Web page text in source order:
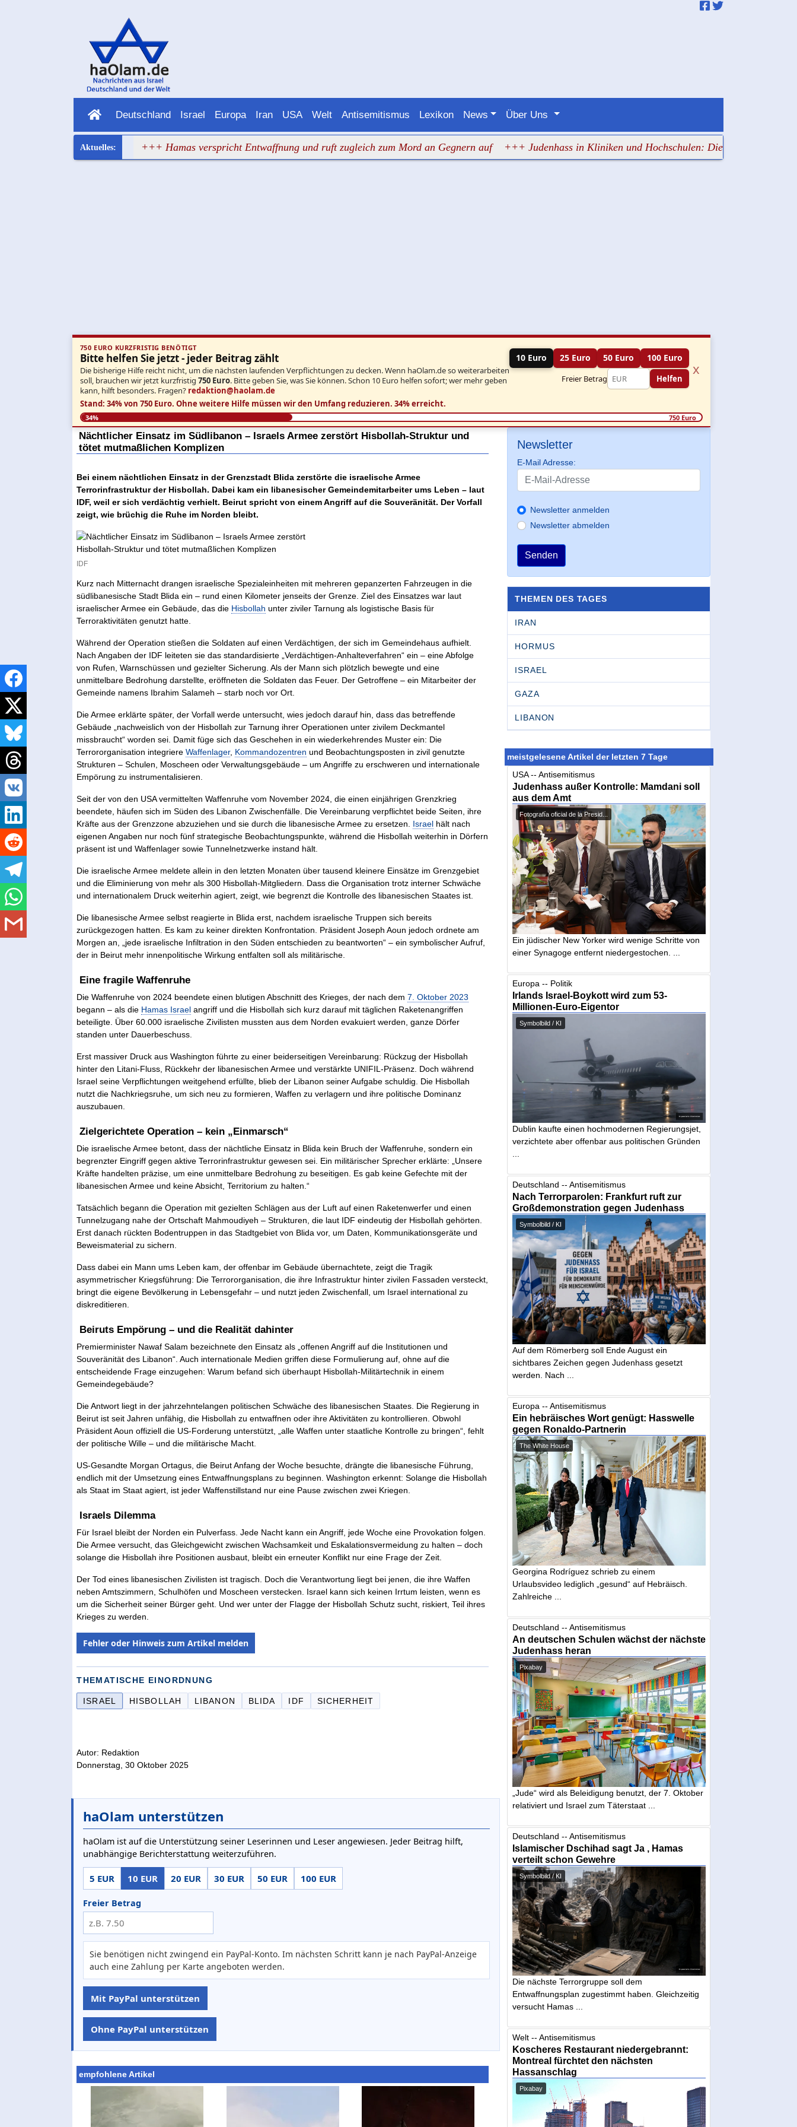
Deutschland Israel Europa Iran USA Welt Antisemitismus Lexikon News Über Uns
hat wieder versagt +++ Hamas verspricht Entwaffnung und ruft zugleich zum Mord an Gegnern auf +++ Judenhass in Kliniken und Hochschulen: Die Verantwortlichen
750 EURO KURZFRISTIG BENÖTIGT
Bitte helfen Sie jetzt - jeder Beitrag zählt
Die bisherige Hilfe reicht nicht, um die nächsten laufenden Verpflichtungen zu decken. Wenn haOlam.de so weiterarbeiten
soll, brauchen wir jetzt kurzfristig 750 Euro. Bitte geben Sie, was Sie können. Schon 10 Euro helfen sofort; wer mehr geben
kann, hilft besonders. Fragen? redaktion@haolam.de
10 Euro 25 Euro 50 Euro 100 Euro
Freier Betrag Helfen
x
Stand: 34% von 750 Euro. Ohne weitere Hilfe müssen wir den Umfang reduzieren. 34% erreicht.
34% 750 Euro
Nächtlicher Einsatz im Südlibanon – Israels Armee zerstört Hisbollah-Struktur und
tötet mutmaßlichen Komplizen
Bei einem nächtlichen Einsatz in der Grenzstadt Blida zerstörte die israelische Armee
Terrorinfrastruktur der Hisbollah. Dabei kam ein libanesischer Gemeindemitarbeiter ums Leben – laut
IDF, weil er sich verdächtig verhielt. Beirut spricht von einem Angriff auf die Souveränität. Der Vorfall
zeigt, wie brüchig die Ruhe im Norden bleibt.
IDF
Kurz nach Mitternacht drangen israelische Spezialeinheiten mit mehreren gepanzerten Fahrzeugen in die
südlibanesische Stadt Blida ein – rund einen Kilometer jenseits der Grenze. Ziel des Einsatzes war laut
israelischer Armee ein Gebäude, das die Hisbollah unter ziviler Tarnung als logistische Basis für
Terroraktivitäten genutzt hatte.
Während der Operation stießen die Soldaten auf einen Verdächtigen, der sich im Gemeindehaus aufhielt.
Nach Angaben der IDF leiteten sie das standardisierte „Verdächtigen-Anhalteverfahren“ ein – eine Abfolge
von Rufen, Warnschüssen und gezielter Sicherung. Als der Mann sich plötzlich bewegte und eine
unmittelbare Bedrohung darstellte, eröffneten die Soldaten das Feuer. Der Getroffene – ein Mitarbeiter der
Gemeinde namens Ibrahim Salameh – starb noch vor Ort.
Die Armee erklärte später, der Vorfall werde untersucht, wies jedoch darauf hin, dass das betreffende
Gebäude „nachweislich von der Hisbollah zur Tarnung ihrer Operationen unter zivilem Deckmantel
missbraucht“ worden sei. Damit füge sich das Geschehen in ein wiederkehrendes Muster ein: Die
Terrororganisation integriereWaffenlager, Kommandozentren und Beobachtungsposten in zivil genutzte
Strukturen – Schulen, Moscheen oder Verwaltungsgebäude – um Angriffe zu erschweren und internationale
Empörung zu instrumentalisieren.
Seit der von den USA vermittelten Waffenruhe vom November 2024, die einen einjährigen Grenzkrieg
beendete, häufen sich im Süden des Libanon Zwischenfälle. Die Vereinbarung verpflichtet beide Seiten, ihre
Kräfte aus der Grenzzone abzuziehen und sie durch die libanesische Armee zu ersetzen. Israel hält nach
eigenen Angaben nur noch fünf strategische Beobachtungspunkte, während die Hisbollah weiterhin in Dörfern
präsent ist und Waffenlager sowie Tunnelnetzwerke instand hält.
Die israelische Armee meldete allein in den letzten Monaten über tausend kleinere Einsätze im Grenzgebiet
und die Eliminierung von mehr als 300 Hisbollah-Mitgliedern. Dass die Organisation trotz interner Schwäche
und internationalem Druck weiterhin agiert, zeigt, wie begrenzt die Kontrolle des libanesischen Staates ist.
Die libanesische Armee selbst reagierte in Blida erst, nachdem israelische Truppen sich bereits
zurückgezogen hatten. Es kam zu keiner direkten Konfrontation. Präsident Joseph Aoun jedoch ordnete am
Morgen an, „jede israelische Infiltration in den Süden entschieden zu beantworten“ – ein symbolischer Aufruf,
der in Beirut mehr innenpolitische Wirkung entfalten soll als militärische.
Eine fragile Waffenruhe
Die Waffenruhe von 2024 beendete einen blutigen Abschnitt des Krieges, der nach dem7. Oktober 2023
begann – als die Hamas Israel angriff und die Hisbollah sich kurz darauf mit täglichen Raketenangriffen
beteiligte. Über 60.000 israelische Zivilisten mussten aus dem Norden evakuiert werden, ganze Dörfer
standen unter Dauerbeschuss.
Erst massiver Druck aus Washington führte zu einer beiderseitigen Vereinbarung: Rückzug der Hisbollah
hinter den Litani-Fluss, Rückkehr der libanesischen Armee und verstärkte UNIFIL-Präsenz. Doch während
Israel seine Verpflichtungen weitgehend erfüllte, blieb der Libanon seiner Aufgabe schuldig. Die Hisbollah
nutzt die Nachkriegsruhe, um sich neu zu formieren, Waffen zu verlagern und ihre politische Dominanz
auszubauen.
Zielgerichtete Operation – kein „Einmarsch“
Die israelische Armee betont, dass der nächtliche Einsatz in Blida kein Bruch der Waffenruhe, sondern ein
begrenzter Eingriff gegen aktive Terrorinfrastruktur gewesen sei. Ein militärischer Sprecher erklärte: „Unsere
Kräfte handelten präzise, um eine unmittelbare Bedrohung zu beseitigen. Es gab keine Gefechte mit der
libanesischen Armee und keine Absicht, Territorium zu halten.“
Tatsächlich begann die Operation mit gezielten Schlägen aus der Luft auf einen Raketenwerfer und einen
Tunnelzugang nahe der Ortschaft Mahmoudiyeh – Strukturen, die laut IDF eindeutig der Hisbollah gehörten.
Erst danach rückten Bodentruppen in das Stadtgebiet von Blida vor, um Daten, Kommunikationsgeräte und
Beweismaterial zu sichern.
Dass dabei ein Mann ums Leben kam, der offenbar im Gebäude übernachtete, zeigt die Tragik
asymmetrischer Kriegsführung: Die Terrororganisation, die ihre Infrastruktur hinter zivilen Fassaden versteckt,
bringt die eigene Bevölkerung in Lebensgefahr – und nutzt jeden Zwischenfall, um Israel international zu
diskreditieren.
Beiruts Empörung – und die Realität dahinter
Premierminister Nawaf Salam bezeichnete den Einsatz als „offenen Angriff auf die Institutionen und
Souveränität des Libanon“. Auch internationale Medien griffen diese Formulierung auf, ohne auf die
entscheidende Frage einzugehen: Warum befand sich überhaupt Hisbollah-Militärtechnik in einem
Gemeindegebäude?
Die Antwort liegt in der jahrzehntelangen politischen Schwäche des libanesischen Staates. Die Regierung in
Beirut ist seit Jahren unfähig, die Hisbollah zu entwaffnen oder ihre Aktivitäten zu kontrollieren. Obwohl
Präsident Aoun offiziell die US-Forderung unterstützt, „alle Waffen unter staatliche Kontrolle zu bringen“, fehlt
der politische Wille – und die militärische Macht.
US-Gesandte Morgan Ortagus, die Beirut Anfang der Woche besuchte, drängte die libanesische Führung,
endlich mit der Umsetzung eines Entwaffnungsplans zu beginnen. Washington erkennt: Solange die Hisbollah
als Staat im Staat agiert, ist jeder Waffenstillstand nur eine Pause zwischen zwei Kriegen.
Israels Dilemma
Für Israel bleibt der Norden ein Pulverfass. Jede Nacht kann ein Angriff, jede Woche eine Provokation folgen.
Die Armee versucht, das Gleichgewicht zwischen Wachsamkeit und Eskalationsvermeidung zu halten – doch
solange die Hisbollah ihre Positionen ausbaut, bleibt ein erneuter Konflikt nur eine Frage der Zeit.
Der Tod eines libanesischen Zivilisten ist tragisch. Doch die Verantwortung liegt bei jenen, die ihre Waffen
neben Amtszimmern, Schulhöfen und Moscheen verstecken. Israel kann sich keinen Irrtum leisten, wenn es
um die Sicherheit seiner Bürger geht. Und wer unter der Flagge der Hisbollah Schutz sucht, riskiert, Teil ihres
Krieges zu werden.
Fehler oder Hinweis zum Artikel melden
THEMATISCHE EINORDNUNG
ISRAEL HISBOLLAH LIBANON BLIDA IDF SICHERHEIT
Autor: Redaktion
Donnerstag, 30 Oktober 2025
haOlam unterstützen
haOlam ist auf die Unterstützung seiner Leserinnen und Leser angewiesen. Jeder Beitrag hilft,
unabhängige Berichterstattung weiterzuführen.
5 EUR 10 EUR 20 EUR 30 EUR 50 EUR 100 EUR
Freier Betrag
Sie benötigen nicht zwingend ein PayPal-Konto. Im nächsten Schritt kann je nach PayPal-Anzeige
auch eine Zahlung per Karte angeboten werden.
Mit PayPal unterstützen
Ohne PayPal unterstützen
empfohlene Artikel
Newsletter
E-Mail Adresse:
Newsletter anmelden
Newsletter abmelden
Senden
THEMEN DES TAGES
IRAN
HORMUS
ISRAEL
GAZA
LIBANON
meistgelesene Artikel der letzten 7 Tage
USA -- Antisemitismus
Judenhass außer Kontrolle: Mamdani soll
aus dem Amt
Fotografía oficial de la Presid...
Ein jüdischer New Yorker wird wenige Schritte von
einer Synagoge entfernt niedergestochen. ...
Europa -- Politik
Irlands Israel-Boykott wird zum 53-
Millionen-Euro-Eigentor
Symbolbild / KI
Dublin kaufte einen hochmodernen Regierungsjet,
verzichtete aber offenbar aus politischen Gründen
Deutschland -- Antisemitismus
Nach Terrorparolen: Frankfurt ruft zur
Großdemonstration gegen Judenhass
Symbolbild / KI
Auf dem Römerberg soll Ende August ein
sichtbares Zeichen gegen Judenhass gesetzt
werden. Nach ...
Europa -- Antisemitismus
Ein hebräisches Wort genügt: Hasswelle
gegen Ronaldo-Partnerin
The White House
Georgina Rodríguez schrieb zu einem
Urlaubsvideo lediglich „gesund“ auf Hebräisch.
Zahlreiche ...
Deutschland -- Antisemitismus
An deutschen Schulen wächst der nächste
Judenhass heran
Pixabay
„Jude“ wird als Beleidigung benutzt, der 7. Oktober
relativiert und Israel zum Täterstaat ...
Deutschland -- Antisemitismus
Islamischer Dschihad sagt Ja , Hamas
verteilt schon Gewehre
Symbolbild / KI
Die nächste Terrorgruppe soll dem
Entwaffnungsplan zugestimmt haben. Gleichzeitig
versucht Hamas ...
Welt -- Antisemitismus
Koscheres Restaurant niedergebrannt:
Montreal fürchtet den nächsten
Hassanschlag
Pixabay